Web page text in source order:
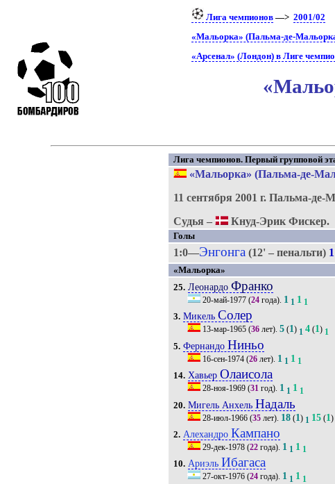
Лига чемпионов —>2001/02
«Мальорка» (Пальма-де-
«Арсенал» (Лондон) в Лиге
Лига чемпионов. Первый групповой
«Мальорка» (Пальма-де-
11 сентября 2001 г.Пальма-де-
Судья –
Кнуд-Эрик Фискер.
Голы
1:0—Энгонга (12' – пенальти) 1
«Мальорка»
25. ЛеонардоФранко
20-май-1977 (24 года). 1 1 1 1
3. МикельСолер
13-мар-1965 (36 лет).5 (1) 1 4 (1) 1
5. Фернандо Ниньо
16-сен-1974 (26 лет). 1 1 1 1
14. ХавьерОлаисола
28-ноя-1969 (31 год). 1 1 1 1
20. Мигель Анхель Надаль
28-июл-1966 (35 лет). 18 (1) 1 15 (1)
2. Алехандро Кампано
29-дек-1978 (22 года). 1 1 1 1
10. АриэльИбагаса
27-окт-1976 (24 года). 1 1 1 1